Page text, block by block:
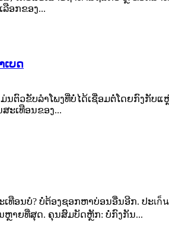
ອກຂອງ...
ເບດ
ແມ່ນຕົວຂັບລຳໂພງທີ່ບໍ່ໄດ້ເຊື່ອມຕໍ່ໂດຍກົງ
ະເທືອນຂອງ...
ອນບໍ? ບໍ່ຕ້ອງຊອກຫາບ່ອນອື່ນອີກ. ປະเ
ຫຼາຍທີ່ສຸດ. ຄຸນສົມບັດຫຼັກ: ບໍ່ກົງກັນ...